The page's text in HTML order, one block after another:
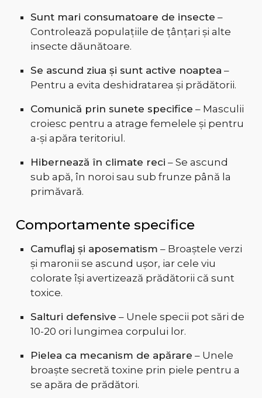
Sunt mari consumatoare de insecte –
Controlează populațiile de țânțari și alte
insecte dăunătoare.
Se ascund ziua și sunt active noaptea –
Pentru a evita deshidratarea și prădătorii.
Comunică prin sunete specifice – Masculii
croiesc pentru a atrage femelele și pentru
a-și apăra teritoriul.
Hibernează în climate reci – Se ascund
sub apă, în noroi sau sub frunze până la
primăvară.
Comportamente specifice
Camuflaj și aposematism – Broaștele verzi
și maronii se ascund ușor, iar cele viu
colorate își avertizează prădătorii că sunt
toxice.
Salturi defensive – Unele specii pot sări de
10-20 ori lungimea corpului lor.
Pielea ca mecanism de apărare – Unele
broaște secretă toxine prin piele pentru a
se apăra de prădători.